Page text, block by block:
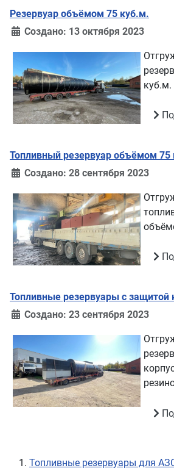
Резервуар объёмом 75 куб.м.
Создано: 13 октября 2023
Топливный резервуар объёмом 75
Создано: 28 сентября 2023
Топливные резервуары с защитой
Создано: 23 сентября 2023
Топливные резервуары для